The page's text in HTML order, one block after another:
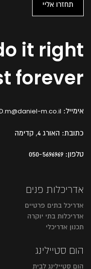
it right
forever
אימייל: m.co.il
כתובת: האורג 4, קדימה
טלפון: 050-5696969
אדריכלות פנים
אדריכל בתים פרטיים
אדריכלות בתי יוקרה
תכנון אדריכלי
הום סטיילינג
הום סטיילינג לבית